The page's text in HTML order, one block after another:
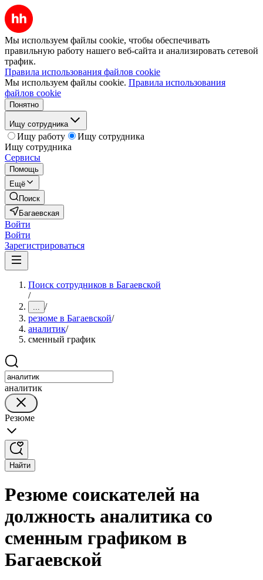
Мы используем файлы cookie, чтобы обеспечивать
правильную работу нашего веб-сайта и анализировать сетевой
трафик.
Правила использования файлов cookie
Мы используем файлы cookie. Правила использования
файлов cookie
Понятно
Ищу сотрудника
Ищу работу
Ищу сотрудника
Ищу сотрудника
Сервисы
Помощь
Ещё
Поиск
Багаевская
Войти
Войти
Зарегистрироваться
Поиск сотрудников в Багаевской
/
... /
резюме в Багаевской/
аналитик/
сменный график
аналитик
Резюме
Найти
Резюме соискателей на
должность аналитика со
сменным графиком в
Багаевской